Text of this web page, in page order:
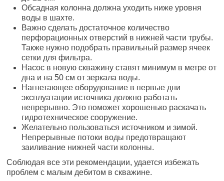
Обсадная колонна должна уходить ниже уровня
воды в шахте.
Важно сделать достаточное количество
перфорационных отверстий в нижней части трубы.
Также нужно подобрать правильный размер ячеек
сетки для фильтра.
Насос в новую скважину ставят минимум в метре от
дна и на 50 см от зеркала воды.
Нагнетающее оборудование в первые дни
эксплуатации источника должно работать
непрерывно. Это поможет хорошенько раскачать
гидротехническое сооружение.
Желательно пользоваться источником и зимой.
Непрерывные потоки воды предотвращают
заиливание нижней части колонны.
Соблюдая все эти рекомендации, удается избежать
проблем с малым дебитом в скважине.